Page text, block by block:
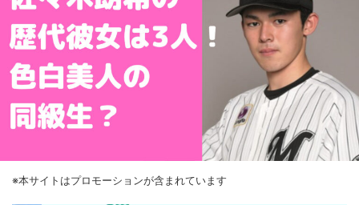
※本サイトはプロモーションが含まれています